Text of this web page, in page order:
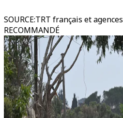
SOURCE:TRT français et agences
RECOMMANDÉ